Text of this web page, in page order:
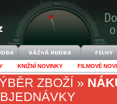
KNIŽNÍ NOVINKY FILMOVÉ
ZBOŽÍ »